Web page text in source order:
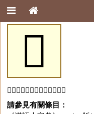
𣅔
「𣅔」字未收錄於本資料庫。
請參見有關條目：